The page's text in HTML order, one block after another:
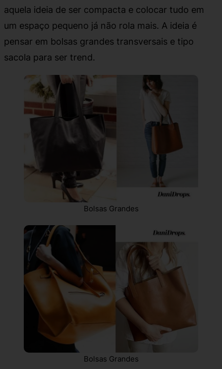
aquela ideia de ser compacta e colocar tudo em
um espaço pequeno já não rola mais. A ideia é
pensar em bolsas grandes transversais e tipo
sacola para ser trend.
Bolsas Grandes
Bolsas Grandes